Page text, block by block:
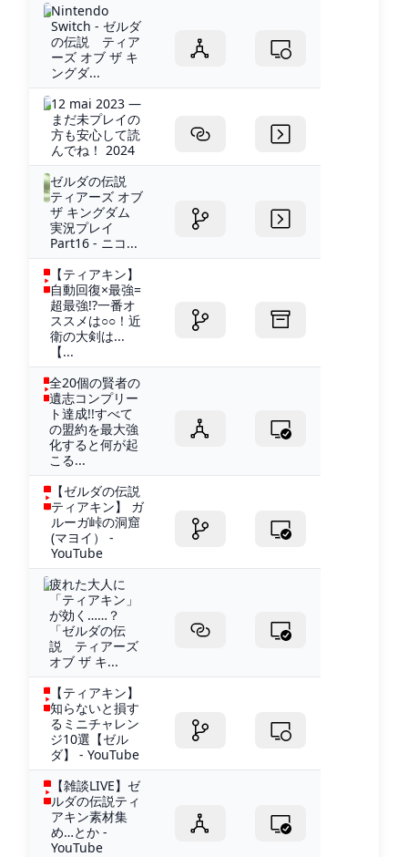
Nintendo
Switch - ゼルダ
の伝説 ティア
ーズ オブ ザ キ
ングダ...
12 mai 2023 —
まだ未プレイの
方も安心して読
んでね！ 2024
ゼルダの伝説
ティアーズ オブ
ザ キングダム
実況プレイ
Part16 - ニコ...
【ティアキン】
自動回復×最強=
超最強!?一番オ
ススメは○○！近
衛の大剣は...
【...
全20個の賢者の
遺志コンプリー
ト達成!!すべて
の盟約を最大強
化すると何が起
こる...
【ゼルダの伝説
ティアキン】 ガ
ルーガ峠の洞窟
(マヨイ） -
YouTube
疲れた大人に
「ティアキン」
が効く……？
「ゼルダの伝
説 ティアーズ
オブ ザ キ...
【ティアキン】
知らないと損す
るミニチャレン
ジ10選【ゼル
ダ】 - YouTube
【雑談LIVE】ゼ
ルダの伝説ティ
アキン素材集
め…とか -
YouTube